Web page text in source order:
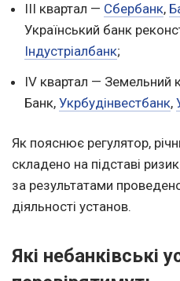
III квартал — Сбербанк,
Український банк
Індустріалбанк;
IV квартал — Земельний
Банк, Укрбудінвестбанк,
Як пояснює регулятор,
складено на підставі
за результатами
діяльності установ.
Які небанківські